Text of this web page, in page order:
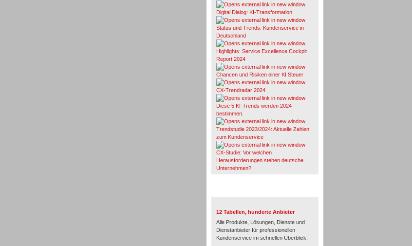
Digital Dialog: KI-Transformation
Status und Trends: Kundenservice in
Deutschland
Highlights: Service Excellence Cockpit
Report 2024
Chancen und Risiken einer KI Steuer
CX-Trendradar 2024
Diese 5 KI-Trends werden 2024
bestimmen.
Trendstudie 2023/2024: Aktuelle Zahlen
zum Kundenservice
CX-Studie: Vor welchen
Herausforderungen stehen deutsche
Unternehmen?
12 Tabellen, hunderte Anbieter
Alle Produkte, Lösungen, Dienste und
Dienstanbieter für professionellen
Kundenservice im schnellen Überblick.